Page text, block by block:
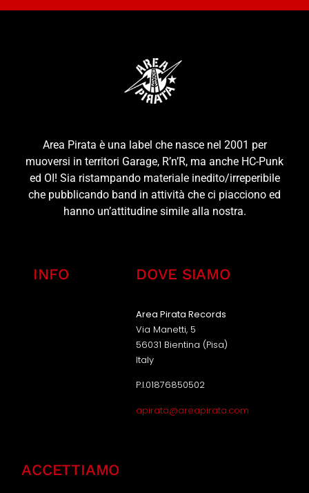
Area Pirata è una label che nasce nel 2001 per
muoversi in territori Garage, R’n’R, ma anche HC-Punk
ed OI! Sia ristampando materiale inedito/irreperibile
che pubblicando band in attività che ci piacciono ed
hanno un’attitudine simile alla nostra.
INFO DOVE SIAMO
Area Pirata Records
Via Manetti, 5
56031 Bientina (Pisa)
Italy
P.I.01876850502
apirata@areapirata.com
ACCETTIAMO